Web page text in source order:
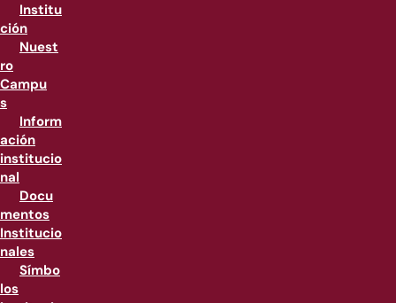
Institu
ción
Nuest
ro
Campu
s
Inform
ación
institucio
nal
Docu
mentos
Institucio
nales
Símbo
los